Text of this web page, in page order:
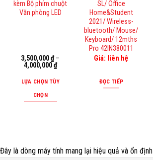
kèm Bộ phím chuột
Văn phòng LED
3,500,000₫–
4,000,000₫
LỰA CHỌN TÙY
CHỌN
nhiều
SL/ Office
Home&Student
2021/ Wireless-
bluetooth/ Mouse/
Keyboard/ 12mths
Pro 42IN380011
Giá: liên hệ
ĐỌC TIẾP
Đây là dòng máy tính mang lại hiệu quả và ổn định